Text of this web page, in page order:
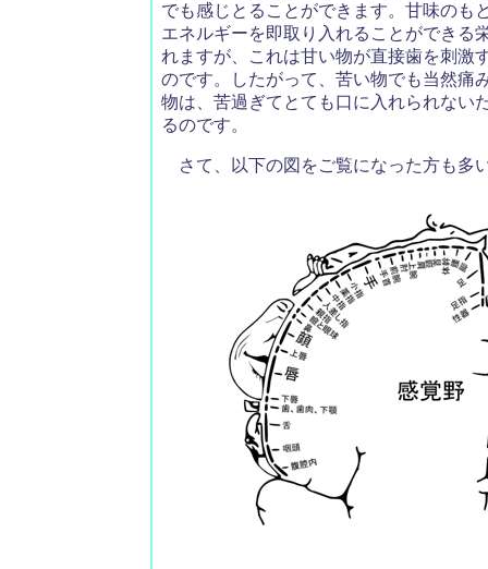
でも感じとることができます。甘味のも
エネルギーを即取り入れることができる
れますが、これは甘い物が直接歯を刺激
のです。したがって、苦い物でも当然痛
物は、苦過ぎてとても口に入れられない
るのです。
さて、以下の図をご覧になった方も多